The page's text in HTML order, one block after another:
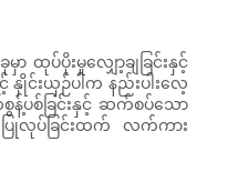
ပ်ပိုးမှုလျှော့ချခြင်းနှင့်
နှိုင်းယှဉ်ပါက နည်းပါးလေ့
စွန့်ပစ်ခြင်းနှင့် ဆက်စပ်သော
ပြုလုပ်ခြင်းထက် လက်ကား